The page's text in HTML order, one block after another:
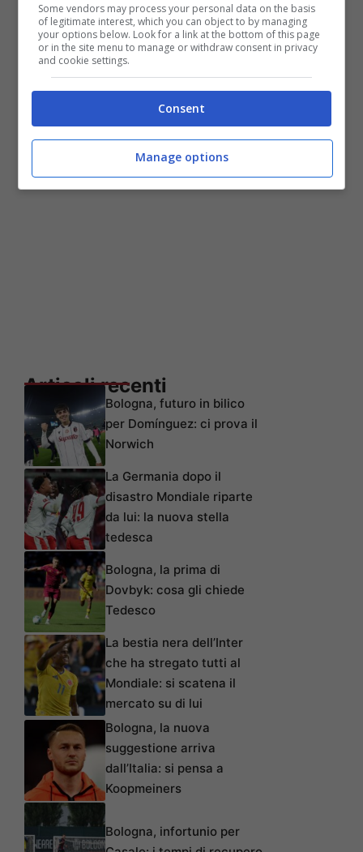
Fano invece non perde dal 6 febbraio ed è
ottava con 30 punti. Il match di andata, tra le
mura del Pala Dozza, aveva visto la squadra
emiliana cadere in soli tre set.
Articoli recenti
Bologna, futuro in bilico
per Domínguez: ci prova il
Norwich
La Germania dopo il
disastro Mondiale riparte
da lui: la nuova stella
tedesca
Bologna, la prima di
Dovbyk: cosa gli chiede
Tedesco
La bestia nera dell’Inter
che ha stregato tutti al
Mondiale: si scatena il
mercato su di lui
Bologna, la nuova
suggestione arriva
dall’Italia: si pensa a
Koopmeiners
Bologna, infortunio per
Some vendors may process your personal data on the basis
of legitimate interest, which you can object to by managing
your options below. Look for a link at the bottom of this page
or in the site menu to manage or withdraw consent in privacy
and cookie settings.
Consent
Manage options